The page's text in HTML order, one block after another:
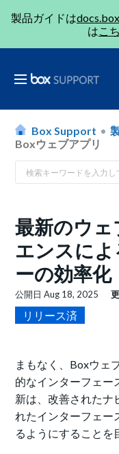
製品ガイドは
はこ
Box Support
Boxウェブアプリ
最新のウェ
エンスに
ーの効率化
公開日Aug 18, 2025
リリース済
まもなく、Boxウェ
的なインターフェー
新は、改善されたナ
れたインターフェー
るようにすることを